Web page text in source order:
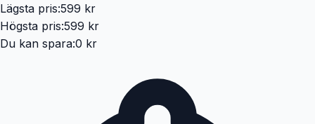
Lägsta pris:599 kr
Högsta pris:599 kr
Du kan spara:0 kr